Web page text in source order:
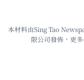
本材料由Sing Tao
限公司發佈，更